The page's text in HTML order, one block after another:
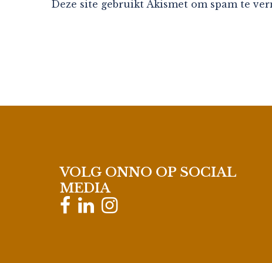
Deze site gebruikt Akismet om spam te
VOLG ONNO OP SOCIAL
MEDIA